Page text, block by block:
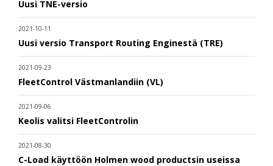
Uusi TNE-versio
2021-10-11
Uusi versio Transport Routing Enginestä (TRE)
2021-09-23
FleetControl Västmanlandiin (VL)
2021-09-06
Keolis valitsi FleetControlin
2021-08-30
C-Load käyttöön Holmen wood productsin useissa